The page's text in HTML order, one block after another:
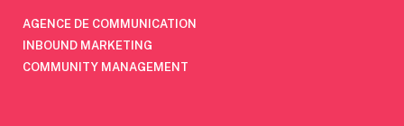
AGENCE DE COMMUNICATION
INBOUND MARKETING
COMMUNITY MANAGEMENT